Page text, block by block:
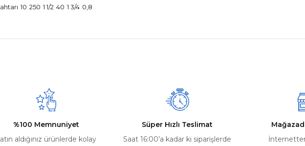
10 250 1 1/2 40 1 3/4 0,8
%100 Memnuniyet
aldığınız ürünlerde kolay
Süper Hızlı Teslimat
Saat 16:00’a kadar ki siparişlerde